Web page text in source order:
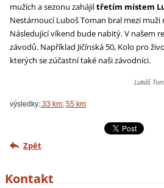
mužích a sezonu zahájiltřetím místem
Nestárnoucí Luboš Toman bral mezi muži
Následující víkend bude nabitý. V našem
závodů. Například Jičínská 50, Kolo pro
kterých se zúčastní také naši závodníci.
Lukáš
výsledky: 33 km, 55 km
Zpět
Kontakt